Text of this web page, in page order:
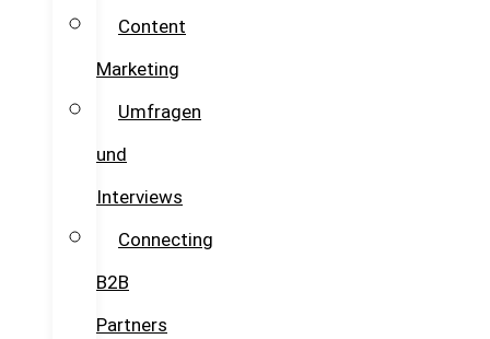
Content
Marketing
Umfragen
und
Interviews
Connecting
B2B
Partners